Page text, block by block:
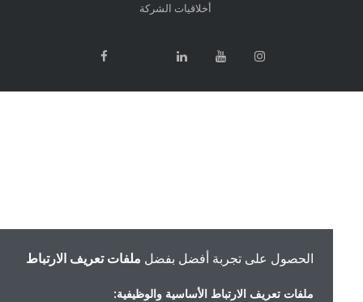
أخلاقيات الشركة
الحصول على تجربة أفضل بفضلملفات تعريف الارتباط
ملفات تعريف الارتباط الأساسية والوظيفية: